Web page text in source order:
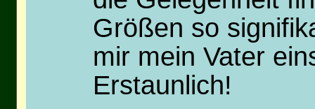
Größen so
mir mein Vater
Erstaunlich!